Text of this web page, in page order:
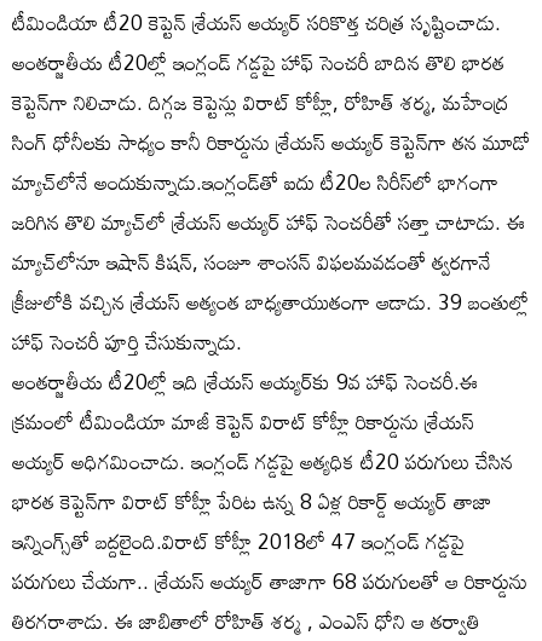
టీమిండియా టీ20 కెప్టెన్ శ్రేయస్ అయ్యర్ సరికొత్త చరిత్ర సృష్టించాడు.
అంతర్జాతీయ టీ20ల్లో ఇంగ్లండ్ గడ్డపై హాఫ్ సెంచరీ బాదిన తొలి భారత
కెప్టెన్‌గా నిలిచాడు. దిగ్గజ కెప్టెన్లు విరాట్ కోహ్లీ, రోహిత్ శర్మ, మహేంద్ర
సింగ్ ధోనీలకు సాధ్యం కానీ రికార్డు‌ను శ్రేయస్ అయ్యర్ కెప్టెన్‌గా తన మూడో
మ్యాచ్‌లోనే అందుకున్నాడు.ఇంగ్లండ్‌తో ఐదు టీ20ల సిరీస్‌లో భాగంగా
జరిగిన తొలి మ్యాచ్‌లో శ్రేయస్ అయ్యర్ హాఫ్ సెంచరీతో సత్తా చాటాడు. ఈ
మ్యాచ్‌లోనూ ఇషాన్ కిషన్, సంజూ శాంసన్ విఫలమవడంతో త్వరగానే
క్రీజులోకి వచ్చిన శ్రేయస్ అత్యంత బాధ్యతాయుతంగా ఆడాడు. 39 బంతుల్లో
హాఫ్ సెంచరీ పూర్తి చేసుకున్నాడు.
అంతర్జాతీయ టీ20ల్లో ఇది శ్రేయస్ అయ్యర్‌కు 9వ హాఫ్ సెంచరీ.ఈ
క్రమంలో టీమిండియా మాజీ కెప్టెన్ విరాట్ కోహ్లీ రికార్డును శ్రేయస్
అయ్యర్ అధిగమించాడు. ఇంగ్లండ్ గడ్డపై అత్యధిక టీ20 పరుగులు చేసిన
భారత కెప్టెన్‌గా విరాట్ కోహ్లీ పేరిట ఉన్న 8 ఏళ్ల రికార్డ్ అయ్యర్ తాజా
ఇన్నింగ్స్‌తో బద్దలైంది.విరాట్ కోహ్లీ 2018లో 47 ఇంగ్లండ్ గడ్డపై
పరుగులు చేయగా.. శ్రేయస్ అయ్యర్ తాజాగా 68 పరుగులతో ఆ రికార్డును
తిరగరాశాడు. ఈ జాబితాలో రోహిత్ శర్మ , ఎంఎస్ ధోని ఆ తర్వాతి